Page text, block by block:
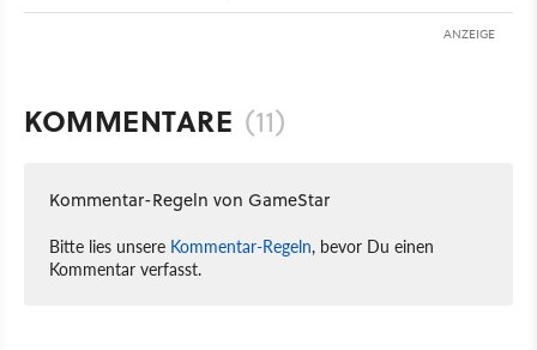
ANZEIGE
KOMMENTARE (11)
Kommentar-Regeln von GameStar
Bitte lies unsere Kommentar-Regeln, bevor Du einen
Kommentar verfasst.